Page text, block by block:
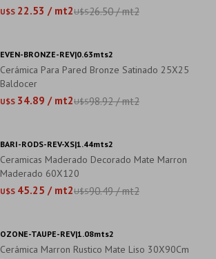
U$S 22.53 / mt2U$S26.50 / mt2
Cerámica Para Pared Bronze Satinado 25X25
Baldocer
U$S 34.89 / mt2U$S98.92 / mt2
EVEN-BRONZE-REV|0.63mts2
Ceramicas Maderado Decorado Mate Marron
Maderado 60X120
U$S 45.25 / mt2U$S90.49 / mt2
BARI-RODS-REV-XS|1.44mts2
Cerámica Marron Rustico Mate Liso 30X90Cm
OZONE-TAUPE-REV|1.08mts2